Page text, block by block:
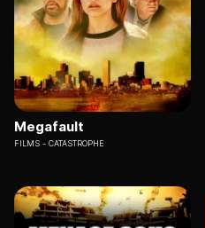
Megafault
FILMS CATASTROPHE